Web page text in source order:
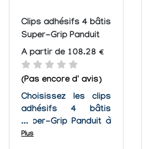
Clips adhésifs 4 bâtis
Super-Grip Panduit
A partir de 108.28 €
(Pas encore d' avis)
Choisissez les clips
adhésifs 4 bâtis
Super-Grip Panduit à
chaque fois que vous
Plus